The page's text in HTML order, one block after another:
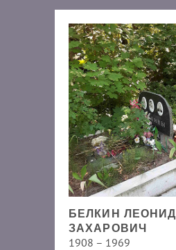
БЕЛКИН ЛЕОНИД
ЗАХАРОВИЧ
1908 – 1969